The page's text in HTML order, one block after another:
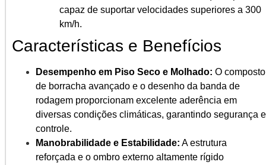
capaz de suportar velocidades superiores a 300
km/h.
Características e Benefícios
Desempenho em Piso Seco e Molhado: O composto
de borracha avançado e o desenho da banda de
rodagem proporcionam excelente aderência em
diversas condições climáticas, garantindo segurança e
controle.
Manobrabilidade e Estabilidade: A estrutura
reforçada e o ombro externo altamente rígido